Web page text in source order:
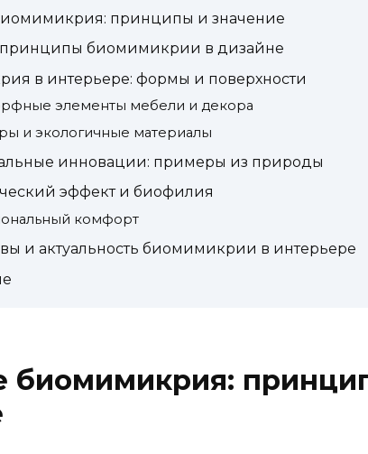
принципы и значение
биомимикрии в дизайне
в интерьере: формы и поверхности
элементы мебели и декора
и экологичные материалы
инновации: примеры из природы
эффект и биофилия
комфорт
и актуальность биомимикрии в интерьере
биомимикрия: